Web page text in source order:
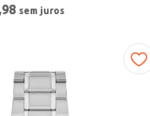
,98